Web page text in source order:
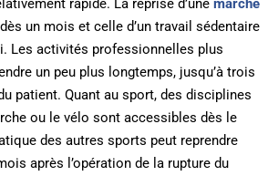
rapide. La reprise d’une marche
un mois et celle d’un travail sédentaire
Les activités professionnelles plus
un peu plus longtemps, jusqu’à trois
patient. Quant au sport, des disciplines
ou le vélo sont accessibles dès le
des autres sports peut reprendre
après l’opération de la rupture du